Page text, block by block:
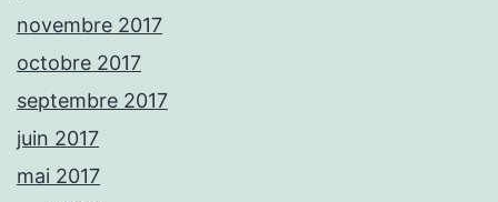
novembre 2017
octobre 2017
septembre 2017
juin 2017
mai 2017